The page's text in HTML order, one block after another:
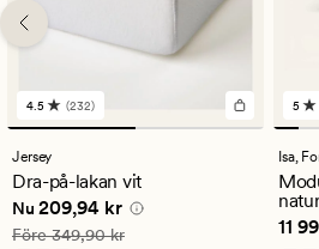
232
omdömen
med
ett
genomsnittligt
betyg
på
4.5 (232)
Jersey
Dra-på-lakan vit
Nuvarande pris
Nu 209,94 kr
Ordinarie pris 349,90 kr
Före349,90 kr
1
ett
på
5
Isa,
Pris
11